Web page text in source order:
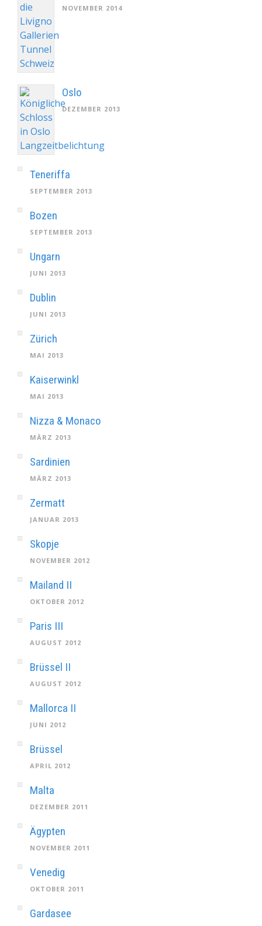
NOVEMBER 2014
Oslo
DEZEMBER 2013
Teneriffa
SEPTEMBER 2013
Bozen
SEPTEMBER 2013
Ungarn
JUNI 2013
Dublin
JUNI 2013
Zürich
MAI 2013
Kaiserwinkl
MAI 2013
Nizza & Monaco
MÄRZ 2013
Sardinien
MÄRZ 2013
Zermatt
JANUAR 2013
Skopje
NOVEMBER 2012
Mailand II
OKTOBER 2012
Paris III
AUGUST 2012
Brüssel II
AUGUST 2012
Mallorca II
JUNI 2012
Brüssel
APRIL 2012
Malta
DEZEMBER 2011
Ägypten
NOVEMBER 2011
Venedig
OKTOBER 2011
Gardasee